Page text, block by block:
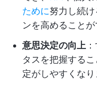
ために努力し続
ンを高めること
意思決定の向上
タスを把握する
定がしやすくなり